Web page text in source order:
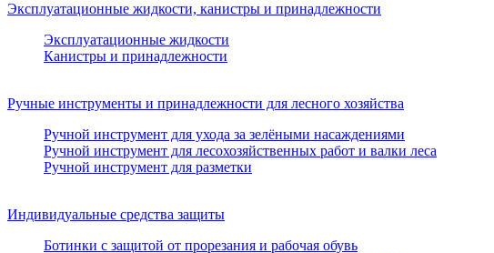
Эксплуатационные жидкости, канистры и принадлежности
Эксплуатационные жидкости
Канистры и принадлежности
Ручные инструменты и принадлежности для лесного хозяйства
Ручной инструмент для ухода за зелёными насаждениями
Ручной инструмент для лесохозяйственных работ и валки леса
Ручной инструмент для разметки
Индивидуальные средства защиты
Ботинки с защитой от прорезания и рабочая обувь